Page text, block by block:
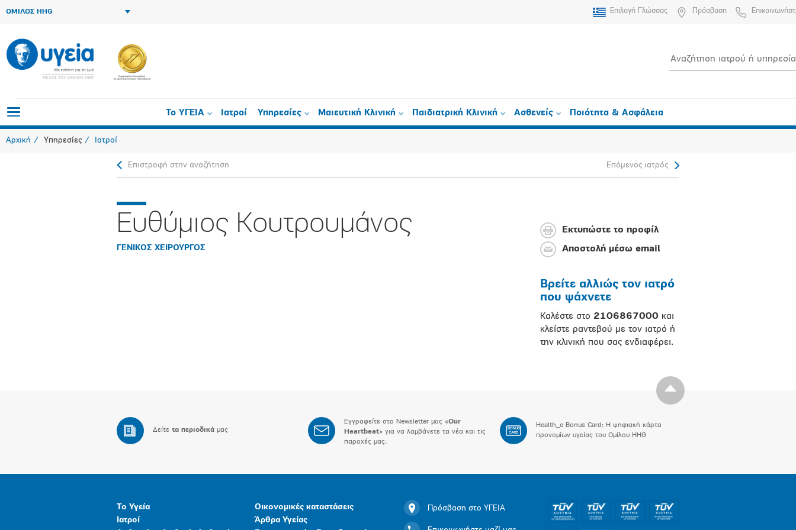
ΟΜΙΛΟΣ HHG Επιλογή Γλώσσας Πρόσβαση
Το ΥΓΕΙΑ Ιατροί Υπηρεσίες Μαιευτική Κλινική Παιδιατρική Κλινική Ασθενείς Ποιότητα & Ασφάλεια
Αρχική Υπηρεσίες Ιατροί
Επιστροφή στην αναζήτηση Επόμενος ιατρός
Ευθύμιος Κουτρουμάνος
ΓΕΝΙΚΟΣ ΧΕΙΡΟΥΡΓΟΣ
Εκτυπώστε το προφίλ
Αποστολή μέσω email
Βρείτε αλλιώς τον ιατρό
που ψάχνετε
Καλέστε στο 2106867000 και
κλείστε ραντεβού με τον ιατρό ή
την κλινική που σας ενδιαφέρει.
Δείτε τα περιοδικά μας
Εγγραφείτε στο Newsletter μας «Our
Heartbeat» για να λαμβάνετε τα νέα και τις
παροχές μας.
BONUS
CARD
Health_e Bonus Card: H ψηφιακή κάρτα
προνομίων υγείας του Ομίλου HHG
Το Υγεία
Ιατροί
Οικονομικές καταστάσεις
Άρθρα Υγείας
Πρόσβαση στο ΥΓΕΙΑ